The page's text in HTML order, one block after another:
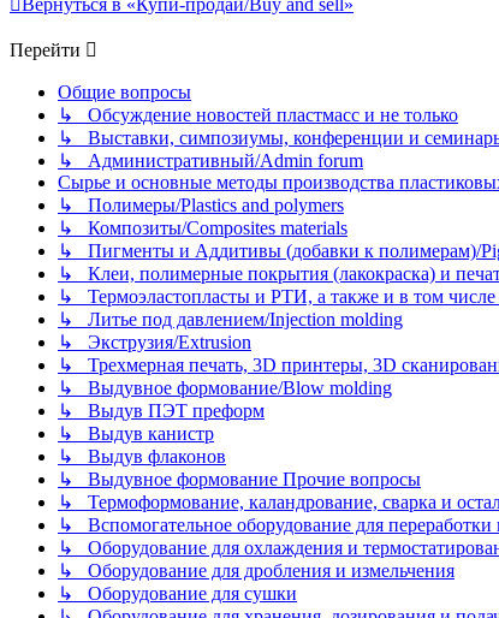
Перейти
Общие вопросы
↳ Обсуждение новостей пластмасс и не только
↳ Выставки, симпозиумы, конференции и
↳ Административный/Admin forum
Сырье и основные методы производства
↳ Полимеры/Plastics and polymers
↳ Композиты/Сomposites materials
↳ Пигменты и Аддитивы (добавки к полимерам)/
↳ Клеи, полимерные покрытия (лакокраска) и
↳ Термоэластопласты и РТИ, а также и в том числе
↳ Литье под давлением/Injection molding
↳ Экструзия/Extrusion
↳ Трехмерная печать, 3D принтеры, 3D
↳ Выдувное формование/Blow molding
↳ Выдув ПЭТ преформ
↳ Выдув канистр
↳ Выдув флаконов
↳ Выдувное формование Прочие вопросы
↳ Термоформование, каландрование, сварка и
↳ Вспомогательное оборудование для
↳ Оборудование для охлаждения и
↳ Оборудование для дробления и измельчения
↳ Оборудование для сушки